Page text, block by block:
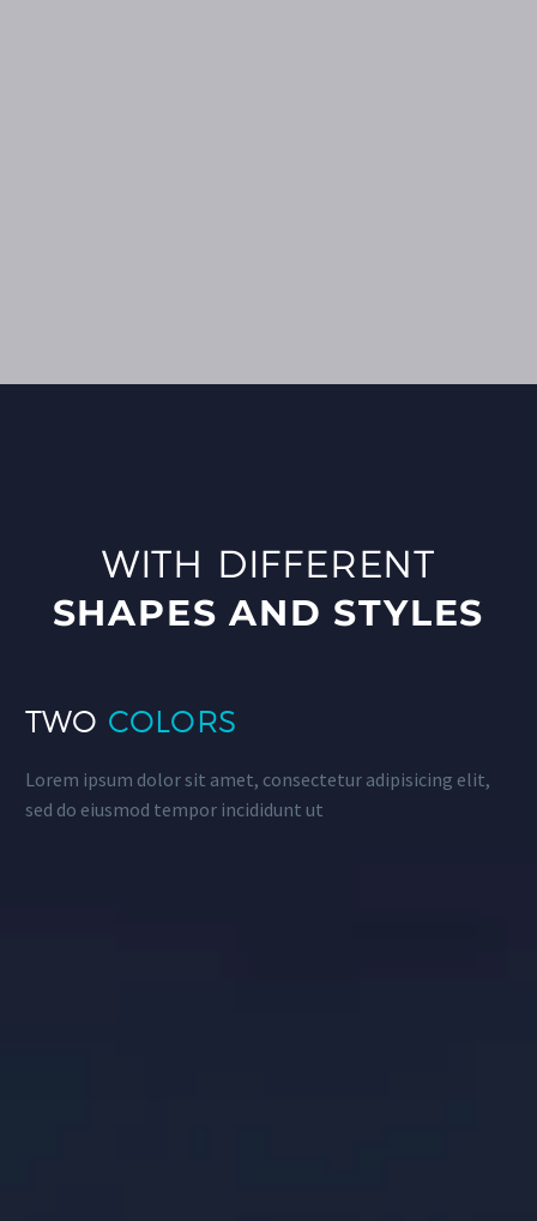
WITH DIFFERENT
SHAPES AND STYLES
TWO COLORS
Lorem ipsum dolor sit amet, consectetur adipisicing elit,
sed do eiusmod tempor incididunt ut